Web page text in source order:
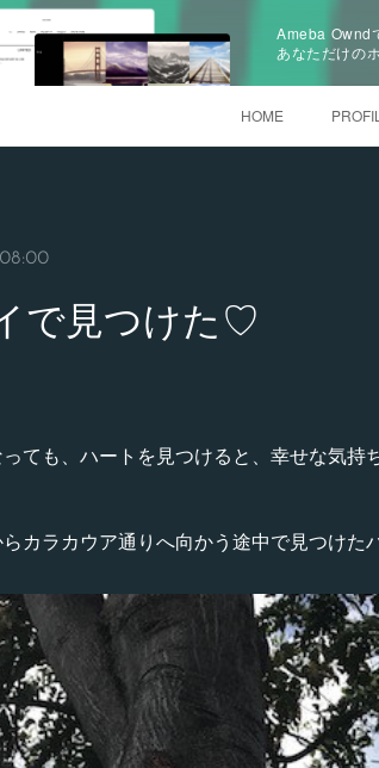
Ameba Ownd
あなただけの
HOME
08:00
で見つけた♡
ても、ハートを見つけると、幸せな気持
らカラカウア通りへ向かう途中で見つけ